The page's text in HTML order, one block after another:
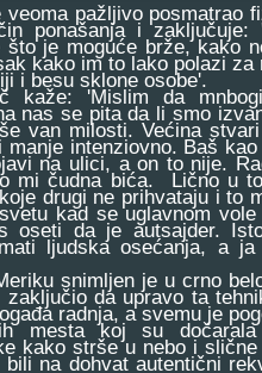
pažljivo posmatrao
ponašanja i
je moguće brže, kako
kako im to lako polazi
i besu sklone osobe'.
'Mislim da mnbogi
nas se pita da li smo
van milosti. Većina
manje intenziovno. Baš
na ulici, a on to nije.
mi čudna bića. Lično u
drugi ne prihvataju i to
kad se uglavnom
oseti da je autsajder.
ljudska osećanja, a
snimljen je u crno
zaključio da upravo ta
radnja, a svemu je
mesta koj su
kako strše u nebo i
bili na dohvat autentični